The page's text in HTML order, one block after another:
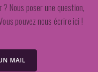
Nous poser une question,
pouvez nous écrire ici !
MAIL